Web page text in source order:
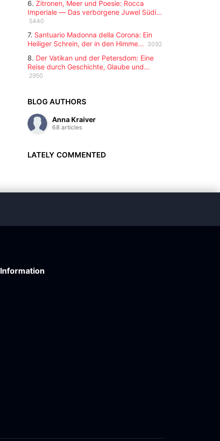
6. Zitronen, Meer und Poesie: Rocca
Imperiale — Das verborgene Juwel Südi...
5440
7. Santuario Madonna della Corona: Ein
Heiliger Schrein, der in den Himme... 3092
8. Der Vatikan und der Petersdom: Eine
Reise durch Geschichte, Glaube und...
2950
BLOG AUTHORS
Anna Kraiver
68 articles
LATELY COMMENTED
Information